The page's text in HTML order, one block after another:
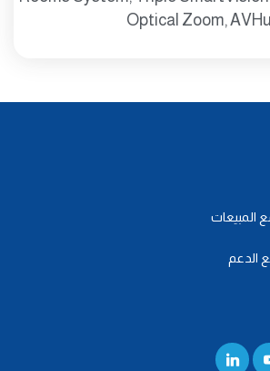
Optical Zoom,
المبيعات
الدعم